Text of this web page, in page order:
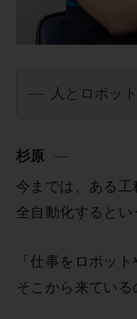
人とロボッ
杉原
今までは、ある工
全自動化するとい
「仕事をロボッ
そこから来ている